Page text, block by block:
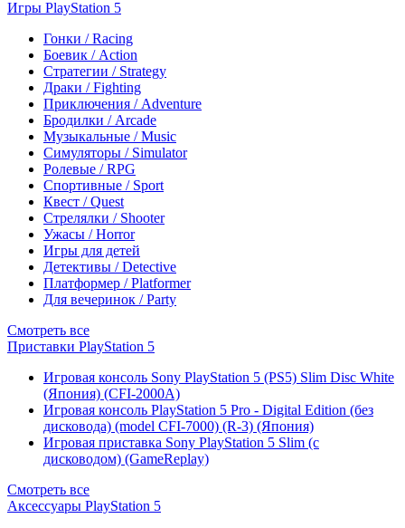
Игры PlayStation 5
Гонки / Racing
Боевик / Action
Стратегии / Strategy
Драки / Fighting
Приключения / Adventure
Бродилки / Arcade
Музыкальные / Music
Симуляторы / Simulator
Ролевые / RPG
Спортивные / Sport
Квест / Quest
Стрелялки / Shooter
Ужасы / Horror
Игры для детей
Детективы / Detective
Платформер / Platformer
Для вечеринок / Party
Смотреть все
Приставки PlayStation 5
Игровая консоль Sony PlayStation 5 (PS5) Slim Disc White
(Япония) (CFI-2000A)
Игровая консоль PlayStation 5 Pro - Digital Edition (без
дисковода) (model CFI-7000) (R-3) (Япония)
Игровая приставка Sony PlayStation 5 Slim (с
дисководом) (GameReplay)
Смотреть все
Аксессуары PlayStation 5